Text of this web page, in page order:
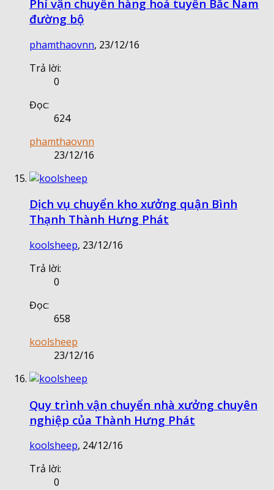
Phí vận chuyển hàng hoá tuyến Bắc Nam
đường bộ
phamthaovnn, 23/12/16
Trả lời:
0
Đọc:
624
phamthaovnn
23/12/16
Dịch vụ chuyển kho xưởng quận Bình
Thạnh Thành Hưng Phát
koolsheep, 23/12/16
Trả lời:
0
Đọc:
658
koolsheep
23/12/16
Quy trình vận chuyển nhà xưởng chuyên
nghiệp của Thành Hưng Phát
koolsheep, 24/12/16
Trả lời:
0